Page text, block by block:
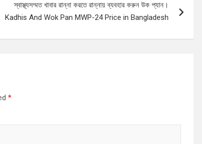
স্বাস্থ্যসম্মত খাবার রান্না করতে রান্নায় ব্যবহার করুন উক প্যান।
Kadhis And Wok Pan MWP-24 Price in Bangladesh
*